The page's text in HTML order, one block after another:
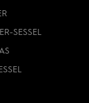
SESSEL